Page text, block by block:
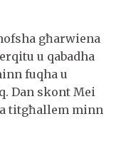
għarwiena
u qabadha
fuqha u
Dan skont Mei
titgħallem minn